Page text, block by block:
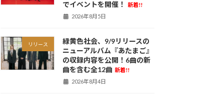
でイベントを開催！
新着!!
2026年8月5日
リリース
緑黄色社会、9/9リリースの
ニューアルバム『あたまご』
の収録内容を公開！6曲の新
曲を含む全12曲 新着!!
2026年8月4日